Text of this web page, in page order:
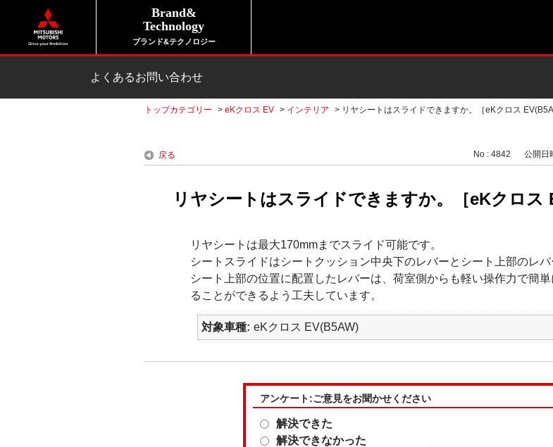
Brand&
Technology
ブランド&テクノロジー
よくあるお問い合わせ
トップカテゴリー > eKクロス EV > インテリア > リヤシートはスライドできますか。［eKクロス
戻る No : 4842 公開日
リヤシートはスライドできますか。［eKクロス
リヤシートは最大170mmまでスライド可能です。
シートスライドはシートクッション中央下のレバーとシート上部のレバ
シート上部の位置に配置したレバーは、荷室側からも軽い操作力で簡
ることができるよう工夫しています。
対象車種 eKクロス EV(B5AW)
アンケート:ご意見をお聞かせください
解決できた
解決できなかった